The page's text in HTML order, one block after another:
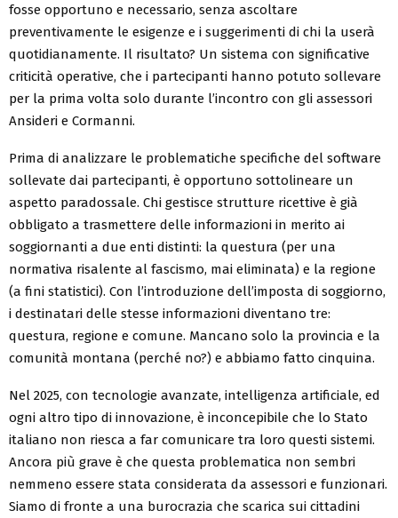
fosse opportuno e necessario, senza ascoltare
preventivamente le esigenze e i suggerimenti di chi la userà
quotidianamente. Il risultato? Un sistema con significative
criticità operative, che i partecipanti hanno potuto sollevare
per la prima volta solo durante l’incontro con gli assessori
Ansideri e Cormanni.
Prima di analizzare le problematiche specifiche del software
sollevate dai partecipanti, è opportuno sottolineare un
aspetto paradossale. Chi gestisce strutture ricettive è già
obbligato a trasmettere delle informazioni in merito ai
soggiornanti a due enti distinti: la questura (per una
normativa risalente al fascismo, mai eliminata) e la regione
(a fini statistici). Con l’introduzione dell’imposta di soggiorno,
i destinatari delle stesse informazioni diventano tre:
questura, regione e comune. Mancano solo la provincia e la
comunità montana (perché no?) e abbiamo fatto cinquina.
Nel 2025, con tecnologie avanzate, intelligenza artificiale, ed
ogni altro tipo di innovazione, è inconcepibile che lo Stato
italiano non riesca a far comunicare tra loro questi sistemi.
Ancora più grave è che questa problematica non sembri
nemmeno essere stata considerata da assessori e funzionari.
Siamo di fronte a una burocrazia che scarica sui cittadini